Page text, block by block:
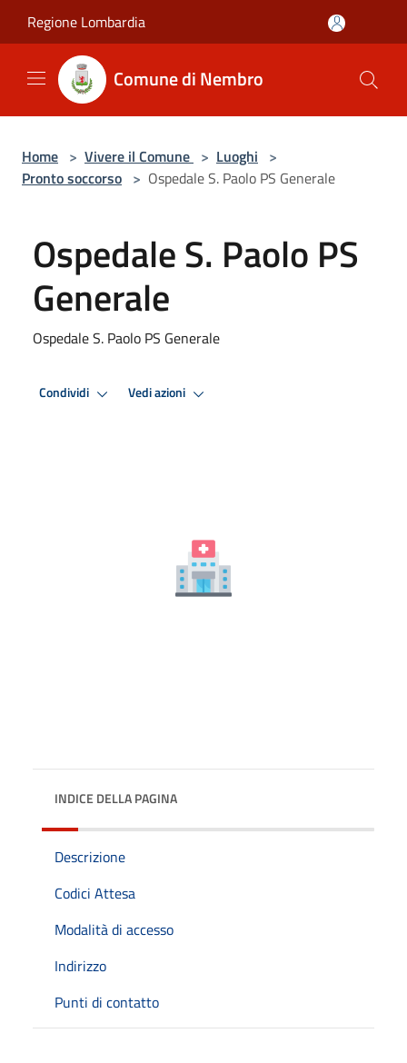
Regione Lombardia
Comune di Nembro
Home > Vivere il Comune > Luoghi >
Pronto soccorso > Ospedale S. Paolo PS Generale
Ospedale S. Paolo PS
Generale
Ospedale S. Paolo PS Generale
Condividi Vedi azioni
INDICE DELLA PAGINA
Descrizione
Codici Attesa
Modalità di accesso
Indirizzo
Punti di contatto